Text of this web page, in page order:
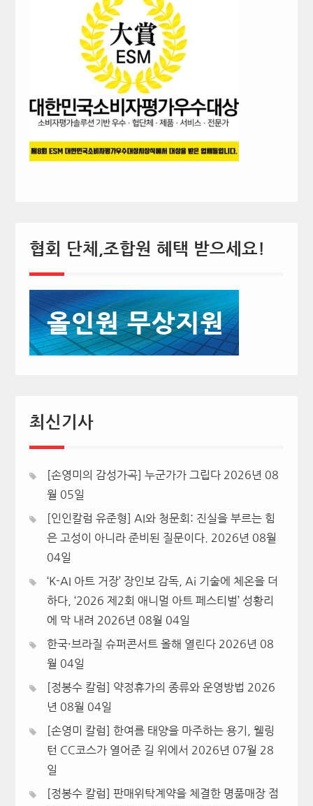
협회 단체,조합원 혜택 받으세요!
최신기사
[손영미의 감성가곡] 누군가가 그립다 2026년 08
월 05일
[인인칼럼 유준형] AI와 청문회: 진실을 부르는 힘
은 고성이 아니라 준비된 질문이다.
2026년 08월
04일
‘K-AI 아트 거장’ 장인보 감독, Ai 기술에 체온을 더
하다, ‘2026 제2회 애니멀 아트 페스티벌’ 성황리
에 막 내려 2026년 08월 04일
한국·브라질 슈퍼콘서트 올해 열린다 2026년 08
월 04일
[정봉수 칼럼] 약정휴가의 종류와 운영방법 2026
년 08월 04일
[손영미 칼럼] 한여름 태양을 마주하는 용기, 웰링
턴 CC코스가 열어준 길 위에서 2026년 07월 28
일
[정봉수 칼럼] 판매위탁계약을 체결한 명품매장 점